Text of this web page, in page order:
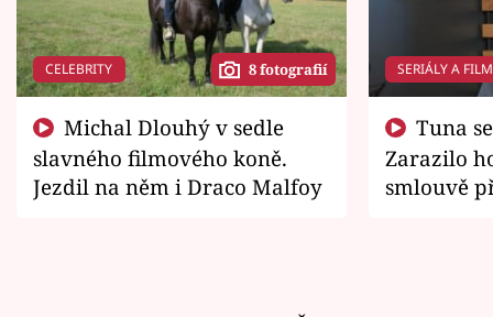
CELEBRITY 8 fotografií
slavného filmového koně.
Jezdil na něm i Draco Malfoy
SERIÁLY A
Zarazilo
smlouvě